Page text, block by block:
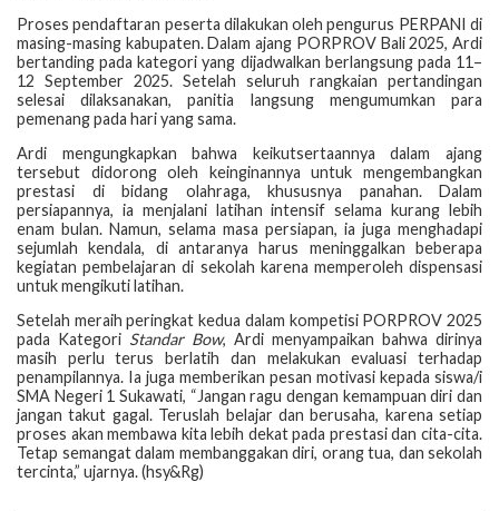
Proses pendaftaran peserta dilakukan oleh pengurus PERPANI di
masing-masing kabupaten. Dalam ajang PORPROV Bali 2025, Ardi
bertanding pada kategori yang dijadwalkan berlangsung pada 11–
12 September 2025. Setelah seluruh rangkaian pertandingan
selesai dilaksanakan, panitia langsung mengumumkan para
pemenang pada hari yang sama.
Ardi mengungkapkan bahwa keikutsertaannya dalam ajang
tersebut didorong oleh keinginannya untuk mengembangkan
prestasi di bidang olahraga, khususnya panahan. Dalam
persiapannya, ia menjalani latihan intensif selama kurang lebih
enam bulan. Namun, selama masa persiapan, ia juga menghadapi
sejumlah kendala, di antaranya harus meninggalkan beberapa
kegiatan pembelajaran di sekolah karena memperoleh dispensasi
untuk mengikuti latihan.
Setelah meraih peringkat kedua dalam kompetisi PORPROV 2025
pada Kategori Standar Bow, Ardi menyampaikan bahwa dirinya
masih perlu terus berlatih dan melakukan evaluasi terhadap
penampilannya. Ia juga memberikan pesan motivasi kepada siswa/i
SMA Negeri 1 Sukawati, “Jangan ragu dengan kemampuan diri dan
jangan takut gagal. Teruslah belajar dan berusaha, karena setiap
proses akan membawa kita lebih dekat pada prestasi dan cita-cita.
Tetap semangat dalam membanggakan diri, orang tua, dan sekolah
tercinta,” ujarnya. (hsy&Rg)